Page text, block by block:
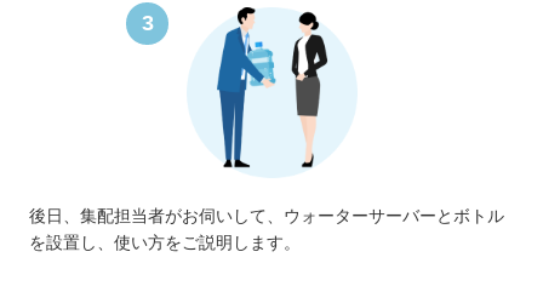
3
後日、集配担当者がお伺いして、ウォーターサーバーとボトル
を設置し、使い方をご説明します。